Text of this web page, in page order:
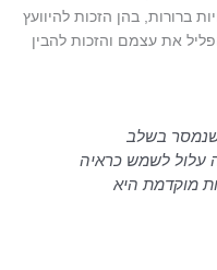
ברורות, בהן הזכות להיוועץ
את עצמם והזכות להבין
בשלב
עלול לשמש כראיה
מוקדמת היא